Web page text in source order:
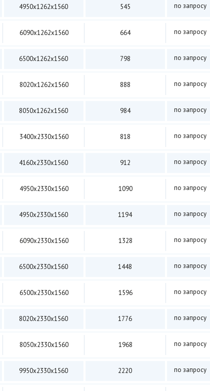
4950х1262х1560 545 по запросу
6090х1262х1560 664 по запросу
6500х1262х1560 798 по запросу
8020х1262х1560 888 по запросу
8050х1262х1560 984 по запросу
3400х2330х1560 818 по запросу
4160х2330х1560 912 по запросу
4950х2330х1560 1090 по запросу
4950х2330х1560 1194 по запросу
6090х2330х1560 1328 по запросу
6500х2330х1560 1448 по запросу
6500х2330х1560 1596 по запросу
8020х2330х1560 1776 по запросу
8050х2330х1560 1968 по запросу
9950х2330х1560 2220 по запросу